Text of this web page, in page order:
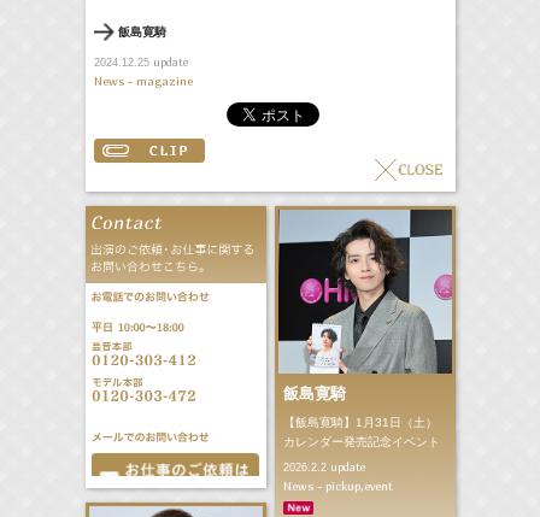
飯島寛騎
2024.12.25update
News - magazine
飯島寛騎
【飯島寛騎】1月31日（土）
カレンダー発売記念イベント
2026.2.2update
News - pickup,event